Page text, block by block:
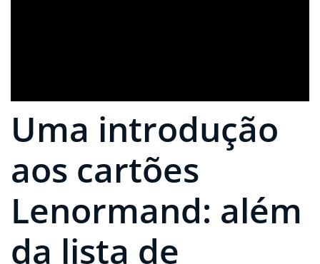
Uma introdução
aos cartões
Lenormand: além
da lista de